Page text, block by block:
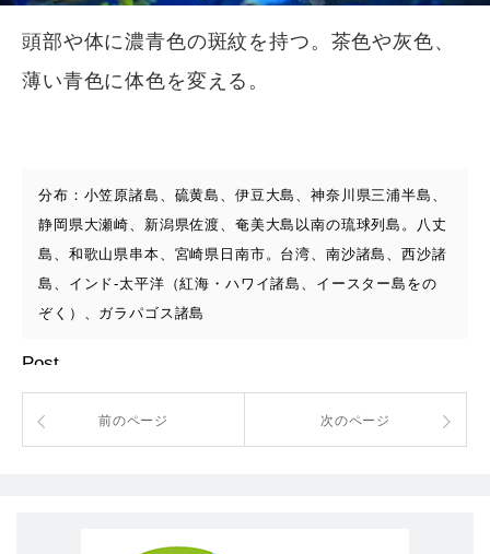
頭部や体に濃青色の斑紋を持つ。茶色や灰色、
薄い青色に体色を変える。
分布：小笠原諸島、硫黄島、伊豆大島、神奈川県三浦半島、
静岡県大瀬崎、新潟県佐渡、奄美大島以南の琉球列島。八丈
島、和歌山県串本、宮崎県日南市。台湾、南沙諸島、西沙諸
島、インド-太平洋（紅海・ハワイ諸島、イースター島をの
ぞく）、ガラパゴス諸島
Post
前のページ 次のページ